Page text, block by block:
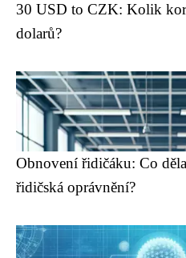
30 USD to CZK: Kolik
dolarů?
Obnovení řidičáku: Co
řidičská oprávnění?